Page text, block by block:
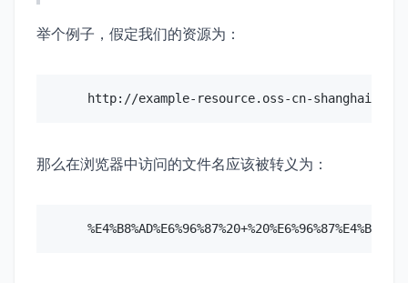
举个例子，假定我们的资源为：
那么在浏览器中访问的文件名应该被转义为：